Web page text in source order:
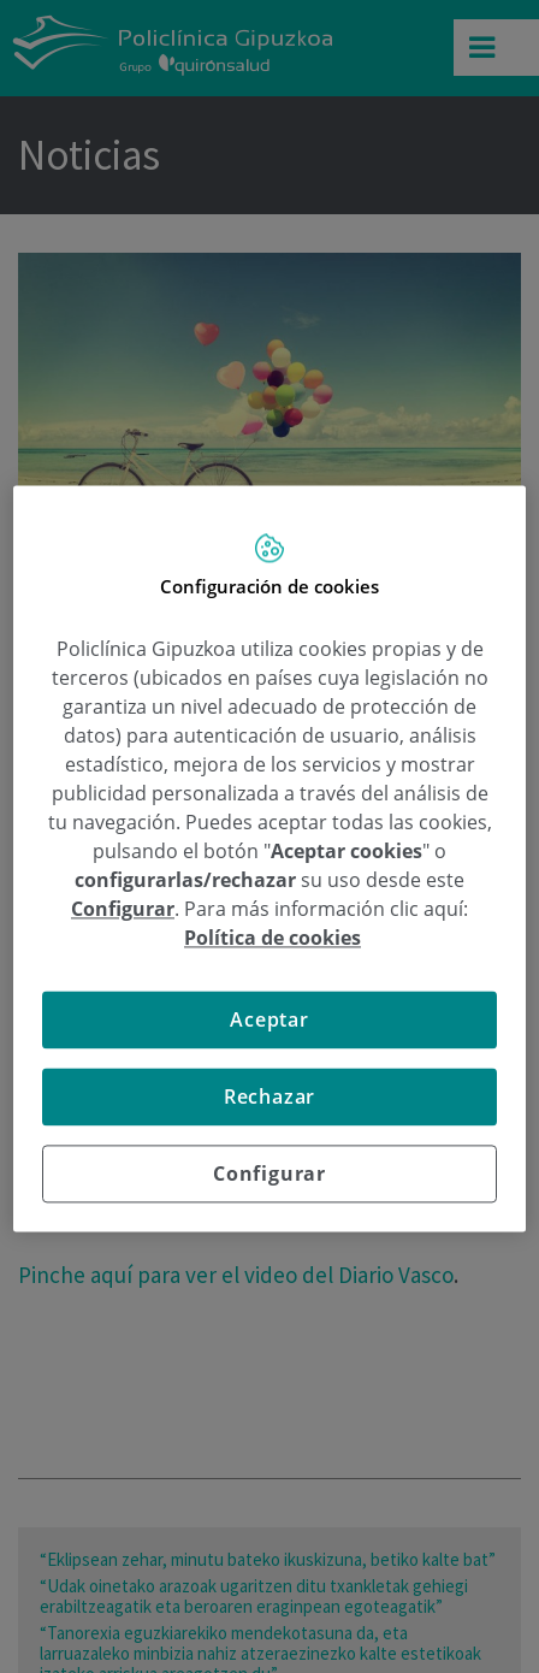
Noticias
Día Internacional de la Felicidad
21 de martxoa de 2016
dia internacional de la felicidad, Diario Vasco ,Susana González de la
La felicidad se define como un estado o emoción al
que una persona llega tras alcanzar alguna meta o
un propósito. Relacionada con la satisfacción, la
psicólogaSusana González, de Policlínica Gipuzkoa,
asegura quesiempre se llega a ella “desde el
interior”y destaca que es una condición
“subjetiva” y “relativa”, lo que explica que algunas
cosas hagan felices a unas personas pero no a otras.
Cada 20 de marzo se celebra elDía Internacional
de la Felicidad
, algo que es menos trivial de lo que
pudiera parecer. Tras esta declaración de la ONU
está la voluntad de hacer visible a millones de
personas que están lejos de poder considerarse
felices.
Pinche aquí para ver el video del Diario Vasco.
“Eklipsean zehar, minutu bateko ikuskizuna, betiko kalte bat”
“Udak oinetako arazoak ugaritzen ditu txankletak gehiegi
erabiltzeagatik eta beroaren eraginpean egoteagatik”
“Tanorexia eguzkiarekiko mendekotasuna da, eta
larruazaleko minbizia nahiz atzeraezinezko kalte estetikoak
Configuración de cookies
Policlínica Gipuzkoa utiliza cookies propias y de
terceros (ubicados en países cuya legislación no
garantiza un nivel adecuado de protección de
datos) para autenticación de usuario, análisis
estadístico, mejora de los servicios y mostrar
publicidad personalizada a través del análisis de
tu navegación. Puedes aceptar todas las cookies,
pulsando el botón "Aceptar cookies" o
configurarlas/rechazarsu uso desde este
Configurar. Para más información clic aquí:
Política de cookies
Configurar
Rechazar
Aceptar